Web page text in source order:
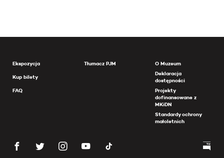
Ekspozycja
Kup bilety
FAQ
Tłumacz PJM
O Muzeum
Deklaracja
dostępności
Projekty
dofinansowane z
MKiDN
Standardy ochrony
małoletnich